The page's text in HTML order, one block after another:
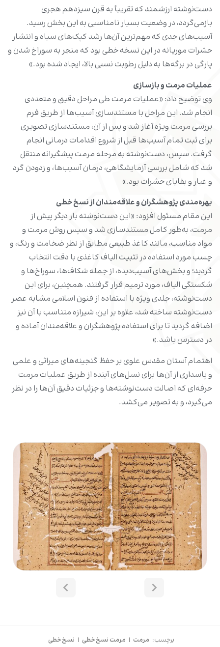
دست‌نوشته ارزشمند که تقریباً به قرن سیزدهم هجری
بازمی‌گردد، در وضعیت بسیار نامناسبی به این بخش رسید.
آسیب‌های جدی که مهم‌ترین آن‌ها رشد کپک‌های سیاه و انتشار
حشرات موریانه در این نسخه خطی بود که منجر به سوراخ شدن و
پارگی در برگه‌ها به دلیل رطوبت نسبی بالا، ایجاد شده بود.»
عملیات مرمت و بازسازی
وی توضیح داد: «عملیات مرمت طی مراحل دقیق و متعددی
انجام شد. این مراحل با مستندسازی آسیب‌ها از طریق فرم
بررسی مرمت ویژه آغاز شد و پس از آن، مستندسازی تصویری
برای ثبت تمام آسیب‌ها قبل از شروع اقدامات درمانی انجام
گرفت. سپس، دست‌نوشته به مرحله مرمت پیشگیرانه منتقل
شد که شامل بررسی آزمایشگاهی، درمان آسیب‌ها، و زدودن گرد
و غبار و بقایای حشرات بود.»
بهره‌مندی پژوهشگران و علاقه‌مندان از نسخ خطی
این مقام مسئول افزود: «این دست‌نوشته بار دیگر پیش از
مرمت، به‌طور کامل مستندسازی شد و سپس روش مرمت و
مواد مناسب، مانند کاغذ طبیعی مطابق از نظر ضخامت و رنگ، و
چسب مورد استفاده در تثبیت الیاف کاغذی با دقت انتخاب
گردید؛ و بخش‌های آسیب‌دیده، از جمله شکاف‌ها، سوراخ‌ها و
شکستگی الیاف، مورد ترمیم قرار گرفتند. همچنین، برای این
دست‌نوشته، جلدی ویژه با استفاده از فنون اسلامی مشابه عصر
دست‌نوشته ساخته شد، علاوه بر این، شیرازه متناسب با آن نیز
اضافه گردید تا برای استفاده پژوهشگران و علاقه‌مندان آماده و
در دسترس باشد.»
اهتمام آستان مقدس علوی بر حفظ گنجینه‌های میراثی و علمی
و پاسداری از آن‌ها برای نسل‌های آینده از طریق عملیات مرمت
حرفه‌ای که اصالت دست‌نوشته‌ها و جزئیات دقیق آن‌ها را در نظر
می‌گیرد، و به تصویر می‌کشد.
برچسب: مرمت | مرمت نسخ خطی | نسخ خطی